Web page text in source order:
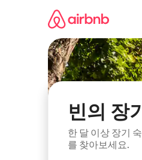
빈의 장
한 달 이상 장기
를 찾아보세요.